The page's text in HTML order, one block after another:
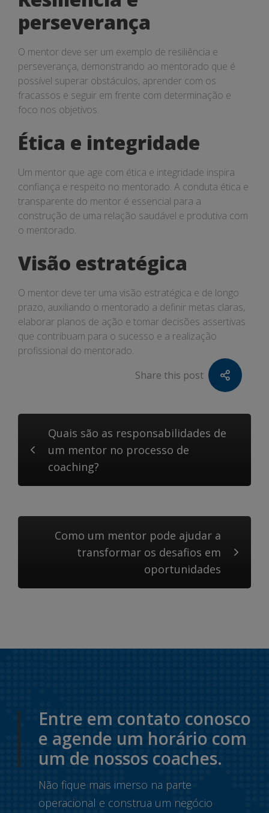
perseverança
O mentor deve ser um exemplo de resiliência e
perseverança, demonstrando ao mentorado que é
possível superar obstáculos, aprender com os
fracassos e seguir em frente com determinação e
foco nos objetivos.
Ética e integridade
Um mentor que age com ética e integridade inspira
confiança e respeito no mentorado. A conduta ética e
transparente do mentor é essencial para a
construção de uma relação saudável e produtiva com
o mentorado.
Visão estratégica
O mentor deve ter uma visão estratégica e de longo
prazo, auxiliando o mentorado a definir metas claras,
elaborar planos de ação e tomar decisões assertivas
que contribuam para o sucesso e a realização
profissional do mentorado.
Share this post
Quais são as responsabilidades de
um mentor no processo de
coaching?
Como um mentor pode ajudar a
transformar os desafios em
oportunidades
Entre em contato conosco
e agende um horário com
um de nossos coaches.
Não fique mais imerso na parte
operacional e construa um negócio